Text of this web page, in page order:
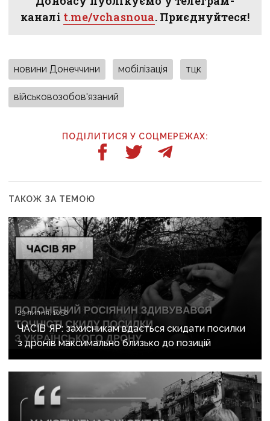
каналі t.me/vchasnoua. Приєднуйтеся!
новини Донеччини мобілізація тцк
військовозобов'язаний
ПОДІЛИТИСЯ У СОЦМЕРЕЖАХ:
ТАКОЖ ЗА ТЕМОЮ
29 липня, 10:56
ЧАСІВ ЯР: захисникам вдається скидати посилки
з дронів максимально близько до позицій